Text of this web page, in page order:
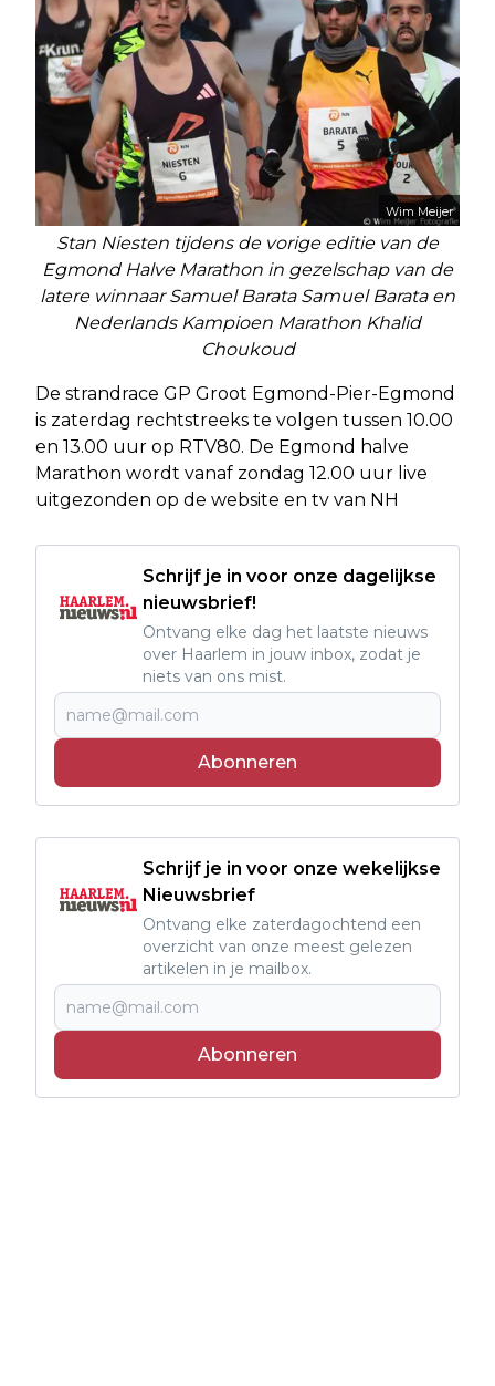
Wim Meijer
Stan Niesten tijdens de vorige editie van de
Egmond Halve Marathon in gezelschap van de
latere winnaar Samuel Barata Samuel Barata en
Nederlands Kampioen Marathon Khalid
Choukoud
De strandrace GP Groot Egmond-Pier-Egmond
is zaterdag rechtstreeks te volgen tussen 10.00
en 13.00 uur op RTV80. De Egmond halve
Marathon wordt vanaf zondag 12.00 uur live
uitgezonden op de website en tv van NH
Schrijf je in voor onze dagelijkse
nieuwsbrief!
Ontvang elke dag het laatste nieuws
over Haarlem in jouw inbox, zodat je
niets van ons mist.
Abonneren
Schrijf je in voor onze wekelijkse
Nieuwsbrief
Ontvang elke zaterdagochtend een
overzicht van onze meest gelezen
artikelen in je mailbox.
Abonneren